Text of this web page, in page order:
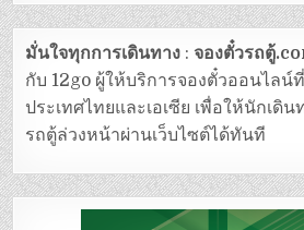
มั่นใจทุกการเดินทาง :จองตั๋วรถตู้
กับ 12go ผู้ให้บริการจองตั๋วออนไลน์
ประเทศไทยและเอเซีย เพื่อให้นักเดิ
รถตู้ล่วงหน้าผ่านเว็บไซต์ได้ทันที